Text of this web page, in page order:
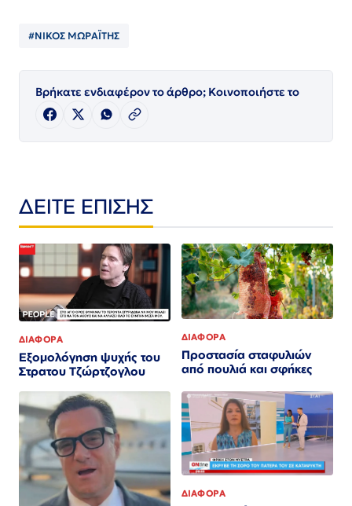
#ΝΙΚΟΣ ΜΩΡΑΪΤΗΣ
Βρήκατε ενδιαφέρον το άρθρο; Κοινοποιήστε το
ΔΕΙΤΕ ΕΠΙΣΗΣ
ΔΙΑΦΟΡΑ
Εξομολόγηση ψυχής του
Στρατου Τζώρτζογλου
ΔΙΑΦΟΡΑ
Προστασία σταφυλιών
από πουλιά και σφήκες
ΔΙΑΦΟΡΑ